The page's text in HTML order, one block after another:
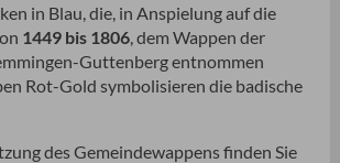
in Blau, die, in Anspielung auf die
1449 bis 1806, dem Wappen der
Guttenberg entnommen
Rot-Gold symbolisieren die badische
des Gemeindewappens finden Sie